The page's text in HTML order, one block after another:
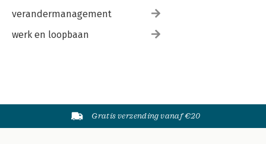
verandermanagement
werk en loopbaan
Gratis verzending vanaf €20